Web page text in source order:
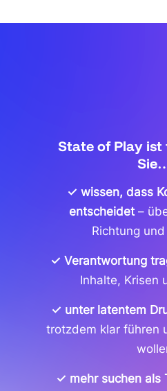
State of Play ist
✓ wissen, dass
entscheidet –
Richtung
✓ Verantwortung
Inhalte, Krisen
✓ unter latentem
trotzdem klar führen
✓ mehr suchen als